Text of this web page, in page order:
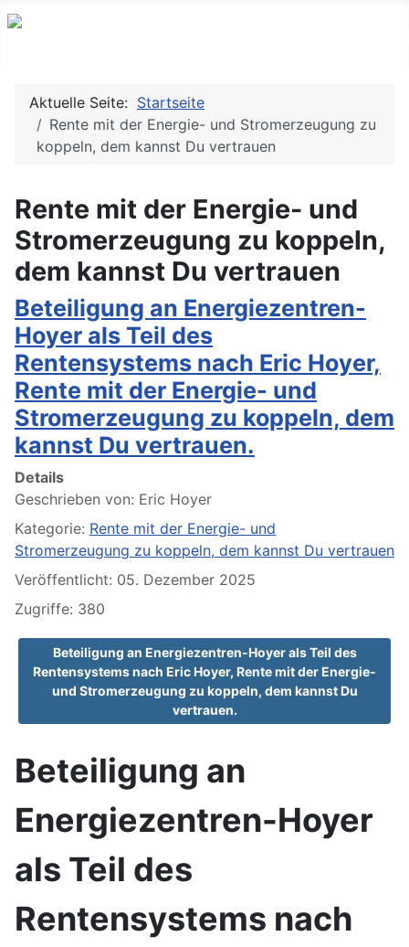
Aktuelle Seite: Startseite
Rente mit der Energie- und Stromerzeugung zu
koppeln, dem kannst Du vertrauen
Rente mit der Energie- und
Stromerzeugung zu koppeln,
dem kannst Du vertrauen
Beteiligung an Energiezentren-
Hoyer als Teil des
Rentensystems nach Eric Hoyer,
Rente mit der Energie- und
Stromerzeugung zu koppeln, dem
kannst Du vertrauen.
Details
Geschrieben von: Eric Hoyer
Kategorie: Rente mit der Energie- und
Stromerzeugung zu koppeln, dem kannst Du vertrauen
Veröffentlicht: 05. Dezember 2025
Zugriffe: 380
Beteiligung an Energiezentren-Hoyer als Teil des
Rentensystems nach Eric Hoyer, Rente mit der Energie-
und Stromerzeugung zu koppeln, dem kannst Du
vertrauen.
Beteiligung an
Energiezentren-Hoyer
als Teil des
Rentensystems nach